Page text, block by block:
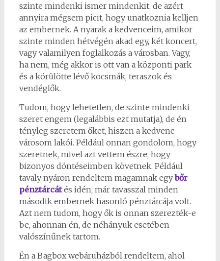
szinte mindenki ismer mindenkit, de azért
annyira mégsem picit, hogy unatkoznia kelljen
az embernek. A nyarak a kedvenceim, amikor
szinte minden hétvégén akad egy, két koncert,
vagy valamilyen foglalkozás a városban. Vagy,
ha nem, még akkor is ott van a központi park
és a körülötte lévő kocsmák, teraszok és
vendéglők.
Tudom, hogy lehetetlen, de szinte mindenki
szeret engem (legalábbis ezt mutatja), de én
tényleg szeretem őket, hiszen a kedvenc
városom lakói. Például onnan gondolom, hogy
szeretnek, mivel azt vettem észre, hogy
bizonyos döntéseimben követnek. Például
tavaly nyáron rendeltem magamnak egybőr
pénztárcátés idén, már tavasszal minden
második embernek hasonló pénztárcája volt.
Azt nem tudom, hogy ők is onnan szerezték-e
be, ahonnan én, de néhányuk esetében
valószínűnek tartom.
Én a Bagbox webáruházból rendeltem, ahol